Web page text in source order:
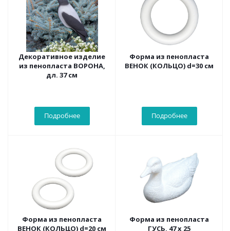
Декоративное изделие
из пенопласта ВОРОНА,
дл. 37 см
Подробнее
Форма из пенопласта
ВЕНОК (КОЛЬЦО) d=30 см
Подробнее
Форма из пенопласта
ВЕНОК (КОЛЬЦО) d=20 см
Форма из пенопласта
ГУСЬ, 47 х 25